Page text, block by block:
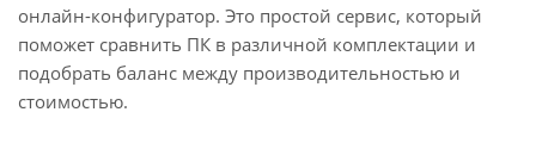
онлайн-конфигуратор. Это простой сервис, который
поможет сравнить ПК в различной комплектации и
подобрать баланс между производительностью и
стоимостью.